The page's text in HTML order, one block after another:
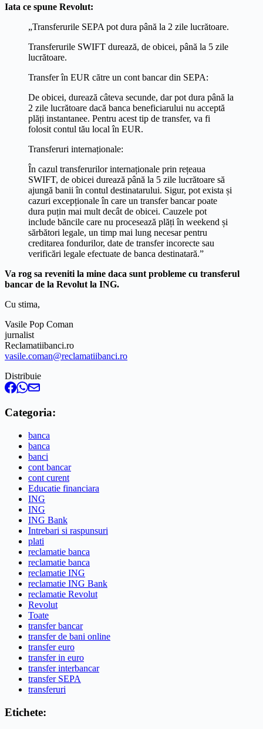
Iata ce spune Revolut:
„Transferurile SEPA pot dura până la 2 zile lucrătoare.
Transferurile SWIFT durează, de obicei, până la 5 zile
lucrătoare.
Transfer în EUR către un cont bancar din SEPA:
De obicei, durează câteva secunde, dar pot dura până la
2 zile lucrătoare dacă banca beneficiarului nu acceptă
plăți instantanee. Pentru acest tip de transfer, va fi
folosit contul tău local în EUR.
Transferuri internaționale:
În cazul transferurilor internaționale prin rețeaua
SWIFT, de obicei durează până la 5 zile lucrătoare să
ajungă banii în contul destinatarului. Sigur, pot exista și
cazuri excepționale în care un transfer bancar poate
dura puțin mai mult decât de obicei. Cauzele pot
include băncile care nu procesează plăți în weekend și
sărbători legale, un timp mai lung necesar pentru
creditarea fondurilor, date de transfer incorecte sau
verificări legale efectuate de banca destinatară.”
Va rog sa reveniti la mine daca sunt probleme cu transferul
bancar de la Revolut la ING.
Cu stima,
Vasile Pop Coman
jurnalist
Reclamatiibanci.ro
vasile.coman@reclamatiibanci.ro
Distribuie
Categoria:
banca
banca
banci
cont bancar
cont curent
Educatie financiara
ING
ING
ING Bank
Intrebari si raspunsuri
plati
reclamatie banca
reclamatie banca
reclamatie ING
reclamatie ING Bank
reclamatie Revolut
Revolut
Toate
transfer bancar
transfer de bani online
transfer euro
transfer in euro
transfer interbancar
transfer SEPA
transferuri
Etichete: